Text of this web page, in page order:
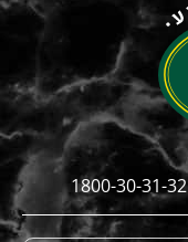
1800-30-31-32